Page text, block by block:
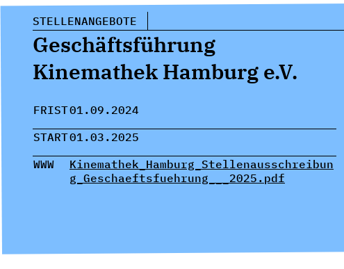
STELLENANGEBOTE
Geschäftsführung
Kinemathek Hamburg e.V.
FRIST01.09.2024
START01.03.2025
WWW
Kinemathek_Hamburg_Stellenausschreibun
g_Geschaeftsfuehrung___2025.pdf